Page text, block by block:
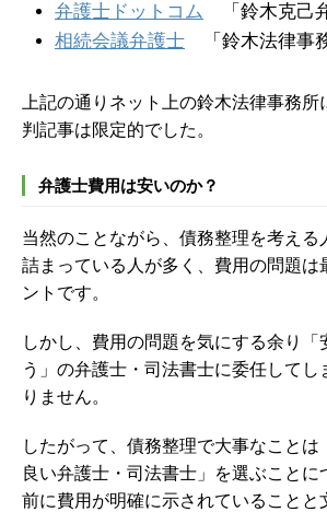
弁護士ドットコム 「鈴木克己
相続会議弁護士 「鈴木法律事
上記の通りネット上の鈴木法律事務
判記事は限定的でした。
弁護士費用は安いのか？
当然のことながら、債務整理を考える
詰まっている人が多く、費用の問題は
ントです。
しかし、費用の問題を気にする余り「
う」の弁護士・司法書士に委任してし
りません。
したがって、債務整理で大事なことは
良い弁護士・司法書士」を選ぶことに
前に費用が明確に示されていることと